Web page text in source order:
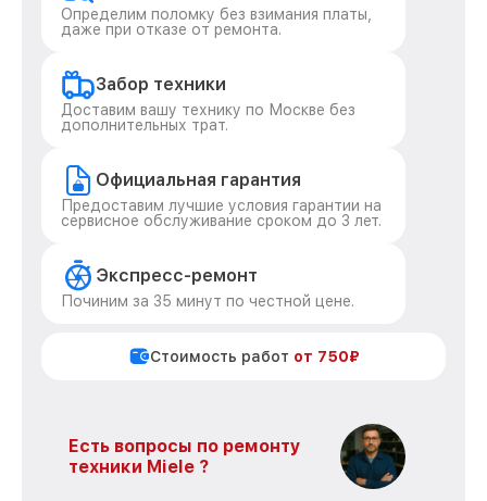
Определим поломку без взимания платы,
даже при отказе от ремонта.
Забор техники
Доставим вашу технику по Москве без
дополнительных трат.
Официальная гарантия
Предоставим лучшие условия гарантии на
сервисное обслуживание сроком до 3 лет.
Экспресс-ремонт
Починим за 35 минут по честной цене.
Стоимость работ от 750₽
Есть вопросы по ремонту
техники Miele ?